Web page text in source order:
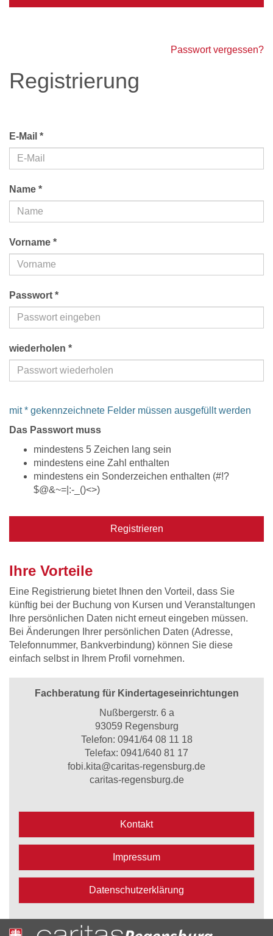
Passwort vergessen?
Registrierung
E-Mail *
Name *
Vorname *
Passwort *
wiederholen *
mit * gekennzeichnete Felder müssen ausgefüllt werden
Das Passwort muss
mindestens 5 Zeichen lang sein
mindestens eine Zahl enthalten
mindestens ein Sonderzeichen enthalten (#!?
$@&~=|:-_()<>)
Registrieren
Ihre Vorteile
Eine Registrierung bietet Ihnen den Vorteil, dass Sie
künftig bei der Buchung von Kursen und Veranstaltungen
Ihre persönlichen Daten nicht erneut eingeben müssen.
Bei Änderungen Ihrer persönlichen Daten (Adresse,
Telefonnummer, Bankverbindung) können Sie diese
einfach selbst in Ihrem Profil vornehmen.
Fachberatung für Kindertageseinrichtungen
Nußbergerstr. 6 a
93059 Regensburg
Telefon: 0941/64 08 11 18
Telefax: 0941/640 81 17
fobi.kita@caritas-regensburg.de
caritas-regensburg.de
Kontakt
Impressum
Datenschutzerklärung